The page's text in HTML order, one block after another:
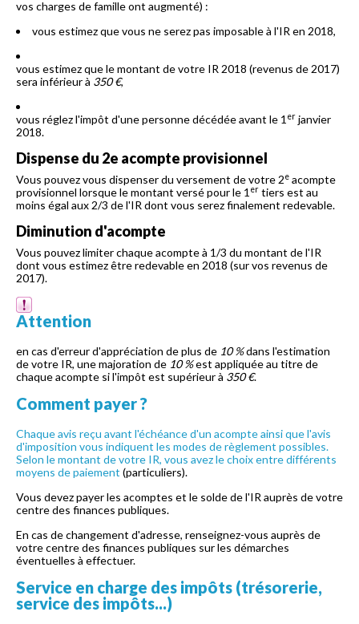
vos charges de famille ont augmenté) :
vous estimez que vous ne serez pas imposable à l'IR en 2018,
vous estimez que le montant de votre IR 2018 (revenus de 2017)
sera inférieur à 350 €,
vous réglez l'impôt d'une personne décédée avant le 1 er janvier
2018.
Dispense du 2e acompte provisionnel
Vous pouvez vous dispenser du versement de votre 2e acompte
provisionnel lorsque le montant versé pour le 1 er tiers est au
moins égal aux 2/3 de l'IR dont vous serez finalement redevable.
Diminution d'acompte
Vous pouvez limiter chaque acompte à 1/3 du montant de l'IR
dont vous estimez être redevable en 2018 (sur vos revenus de
2017).
Attention
en cas d'erreur d'appréciation de plus de 10 %dans l'estimation
de votre IR, une majoration de 10 %est appliquée au titre de
chaque acompte si l'impôt est supérieur à 350 €.
Comment payer ?
Chaque avis reçu avant l'échéance d'un acompte ainsi que l'avis
d'imposition vous indiquent les modes de règlement possibles.
Selon le montant de votre IR, vous avez le choix entredifférents
moyens de paiement (particuliers).
Vous devez payer les acomptes et le solde de l'IR auprès de votre
centre des finances publiques.
En cas de changement d'adresse, renseignez-vous auprès de
votre centre des finances publiques sur les démarches
éventuelles à effectuer.
Service en charge des impôts (trésorerie,
service des impôts...)